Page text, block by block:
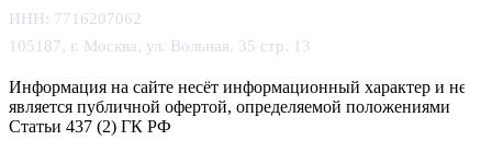
ИНН: 7716207062
105187, г. Москва, ул. Вольная, 35 стр. 13
Информация на сайте несёт информационный характер и не
является публичной офертой, определяемой положениями
Статьи 437 (2) ГК РФ